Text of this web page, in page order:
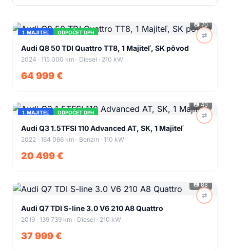
1. MAJITEĽ ODPOČET DPH
📷70
+
Audi Q8 50 TDI Quattro TT8, 1 Majiteľ, SK pôvod
2024 · 115 000 km · Diesel · 210 kW
64 999 €
⇄
1. MAJITEĽ ODPOČET DPH
📷49
+ 45
Audi Q3 1.5TFSI 110 Advanced AT, SK, 1 Majiteľ
2022 · 164 066 km · Benzín · 110 kW
20 499 €
⇄
📷68
+64
Audi Q7 TDI S-line 3.0 V6 210 A8 Quattro
2019 · 139 739 km · Diesel · 210 kW
37 999 €
⇄